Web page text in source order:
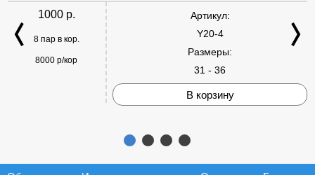
1000 р.
8 пар в кор.
8000 р/кор
Артикул:
Y20-4
Размеры:
31 - 36
В корзину